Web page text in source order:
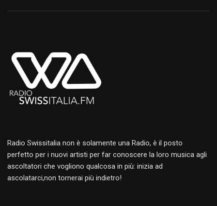
Radio Swissitalia non è solamente una Radio, è il posto
perfetto per i nuovi artisti per far conoscere la loro musica agli
ascoltatori che vogliono qualcosa in più: inizia ad
ascolatarci,non tornerai più indietro!